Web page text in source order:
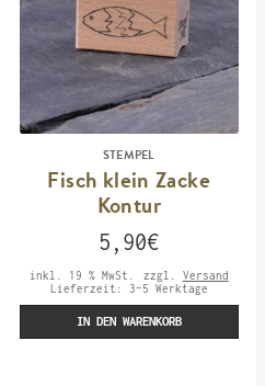
STEMPEL
Fisch klein Zacke
Kontur
5,90€
inkl. 19 % MwSt. zzgl. Versand
Lieferzeit:
3-5 Werktage
IN DEN WARENKORB